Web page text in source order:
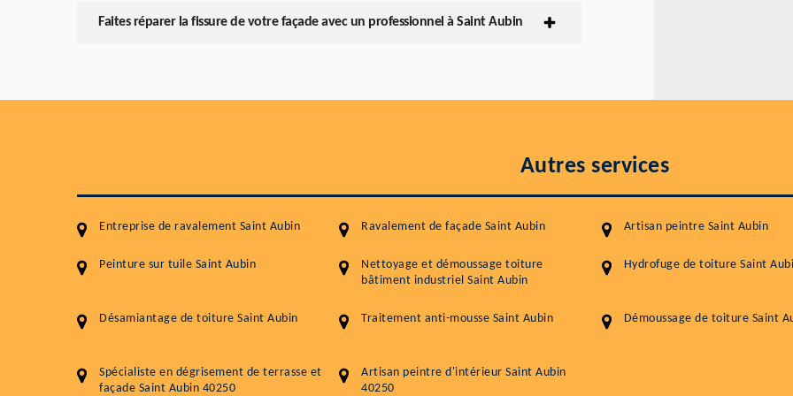
Faites réparer la fissure de votre façade avec un professionnel à Saint Aubin
Autres services
Entreprise de ravalement Saint Aubin Ravalement de façade Saint Aubin Artisan peintre Saint Aubin
Peinture sur tuile Saint Aubin
Nettoyage et démoussage toiture
bâtiment industriel Saint Aubin
Hydrofuge de toiture Saint
Désamiantage de toiture Saint Aubin Traitement anti-mousse Saint Aubin Démoussage de toiture Saint
Spécialiste en dégrisement de terrasse et
façade Saint Aubin 40250
Artisan peintre d'intérieur Saint Aubin
40250